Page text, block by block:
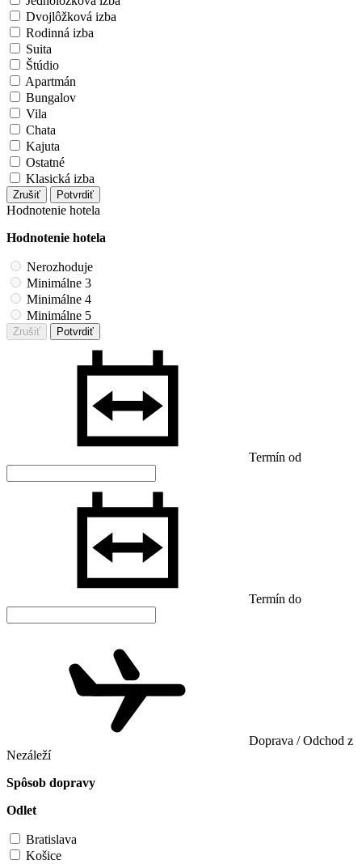
Dvojlôžková izba
Rodinná izba
Suita
Štúdio
Apartmán
Bungalov
Vila
Chata
Kajuta
Ostatné
Klasická izba
Zrušiť Potvrdiť
Hodnotenie hotela
Hodnotenie hotela
Nerozhoduje
Minimálne 3
Minimálne 4
Minimálne 5
Zrušiť Potvrdiť
Termín od
Termín do
Doprava / Odchod z
Nezáleží
Spôsob dopravy
Odlet
Bratislava
Košice